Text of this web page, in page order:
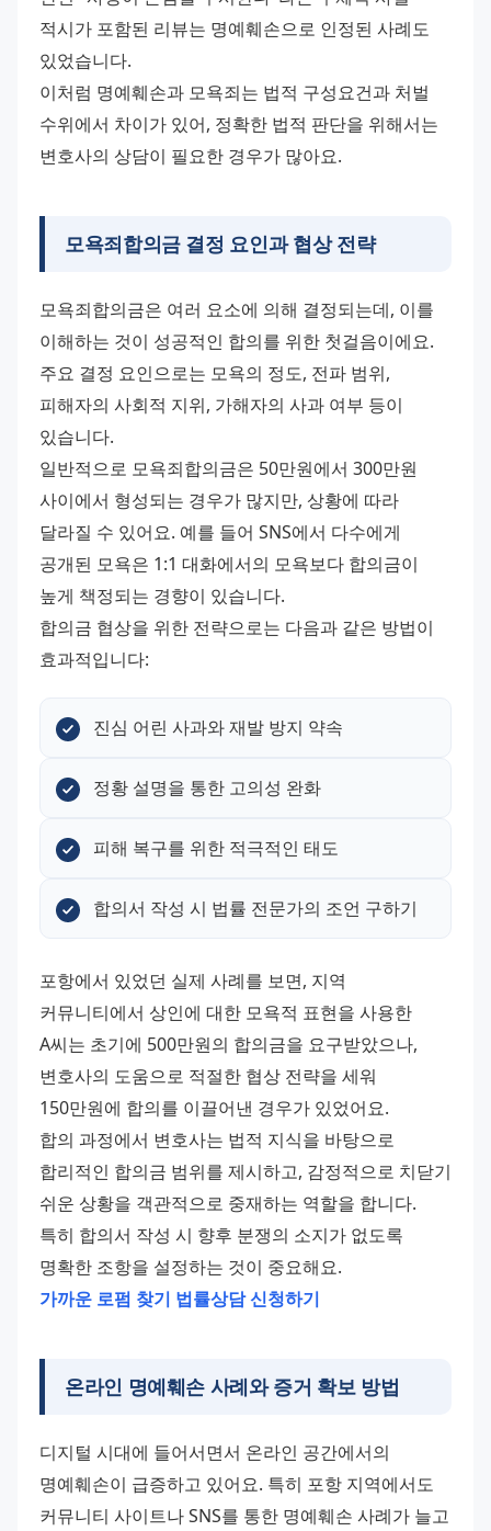
적시가 포함된 리뷰는 명예훼손으로 인정된 사례도
있었습니다.
이처럼 명예훼손과 모욕죄는 법적 구성요건과 처벌
수위에서 차이가 있어, 정확한 법적 판단을 위해서는
변호사의 상담이 필요한 경우가 많아요.
모욕죄합의금 결정 요인과 협상 전략
모욕죄합의금은 여러 요소에 의해 결정되는데, 이를
이해하는 것이 성공적인 합의를 위한 첫걸음이에요.
주요 결정 요인으로는 모욕의 정도, 전파 범위,
피해자의 사회적 지위, 가해자의 사과 여부 등이
있습니다.
일반적으로 모욕죄합의금은 50만원에서 300만원
사이에서 형성되는 경우가 많지만, 상황에 따라
달라질 수 있어요. 예를 들어 SNS에서 다수에게
공개된 모욕은 1:1 대화에서의 모욕보다 합의금이
높게 책정되는 경향이 있습니다.
합의금 협상을 위한 전략으로는 다음과 같은 방법이
효과적입니다:
진심 어린 사과와 재발 방지 약속
정황 설명을 통한 고의성 완화
피해 복구를 위한 적극적인 태도
합의서 작성 시 법률 전문가의 조언 구하기
포항에서 있었던 실제 사례를 보면, 지역
커뮤니티에서 상인에 대한 모욕적 표현을 사용한
A씨는 초기에 500만원의 합의금을 요구받았으나,
변호사의 도움으로 적절한 협상 전략을 세워
150만원에 합의를 이끌어낸 경우가 있었어요.
합의 과정에서 변호사는 법적 지식을 바탕으로
합리적인 합의금 범위를 제시하고, 감정적으로 치닫기
쉬운 상황을 객관적으로 중재하는 역할을 합니다.
특히 합의서 작성 시 향후 분쟁의 소지가 없도록
명확한 조항을 설정하는 것이 중요해요.
가까운 로펌 찾기 법률상담 신청하기
온라인 명예훼손 사례와 증거 확보 방법
디지털 시대에 들어서면서 온라인 공간에서의
명예훼손이 급증하고 있어요. 특히 포항 지역에서도
커뮤니티 사이트나 SNS를 통한 명예훼손 사례가 늘고